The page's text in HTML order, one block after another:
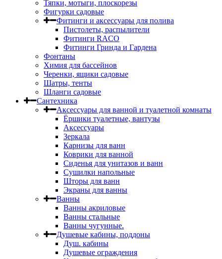
Тяпки, мотыги, плоскорезы
Фигурки садовые
Фитинги и аксессуары для полива
Пистолеты, распылители
Фитинги RACO
Фитинги Гринда и Гардена
Фонтаны
Химия для бассейнов
Черенки, ящики садовые
Шатры, тенты
Шланги садовые
Сантехника
Аксессуары для ванной и туалетной комнаты
Ёршики туалетные, вантузы
Аксессуары
Зеркала
Карнизы для ванн
Коврики для ванной
Сиденья для унитазов и ванн
Сушилки напольные
Шторы для ванн
Экраны для ванны
Ванны
Ванны акриловые
Ванны стальные
Ванны чугунные.
Душевые кабины, поддоны
Душ. кабины
Душевые ограждения